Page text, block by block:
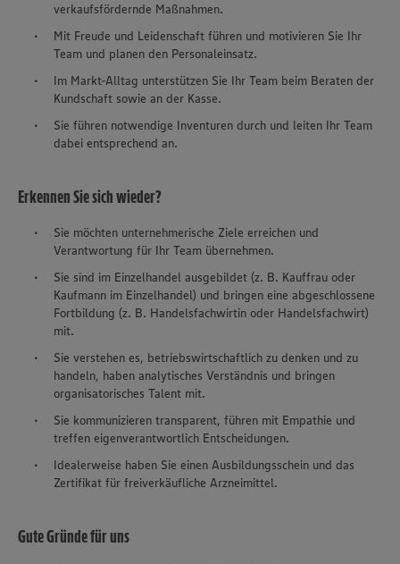
verkaufsfördernde Maßnahmen.
Mit Freude und Leidenschaft führen und motivieren Sie Ihr
Team und planen den Personaleinsatz.
Im Markt-Alltag unterstützen Sie Ihr Team beim Beraten der
Kundschaft sowie an der Kasse.
Sie führen notwendige Inventuren durch und leiten Ihr Team
dabei entsprechend an.
Erkennen Sie sich wieder?
Sie möchten unternehmerische Ziele erreichen und
Verantwortung für Ihr Team übernehmen.
Sie sind im Einzelhandel ausgebildet (z. B. Kauffrau oder
Kaufmann im Einzelhandel) und bringen eine abgeschlossene
Fortbildung (z. B. Handelsfachwirtin oder Handelsfachwirt)
mit.
Sie verstehen es, betriebswirtschaftlich zu denken und zu
handeln, haben analytisches Verständnis und bringen
organisatorisches Talent mit.
Sie kommunizieren transparent, führen mit Empathie und
treffen eigenverantwortlich Entscheidungen.
Idealerweise haben Sie einen Ausbildungsschein und das
Zertifikat für freiverkäufliche Arzneimittel.
Gute Gründe für uns